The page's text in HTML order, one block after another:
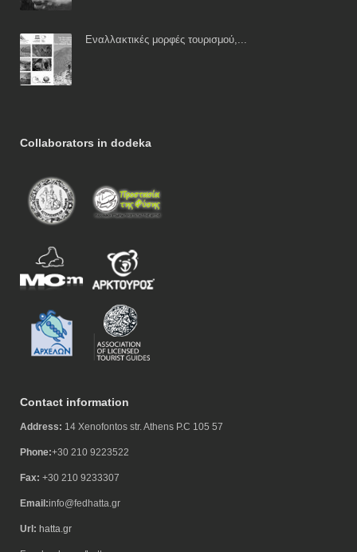
Εναλλακτικές μορφές τουρισμού,...
Collaborators in dodeka
Contact information
Address: 14 Xenofontos str. Athens P.C 105 57
Phone:+30 210 9223522
Fax: +30 210 9233307
Email:info@fedhatta.gr
Url: hatta.gr